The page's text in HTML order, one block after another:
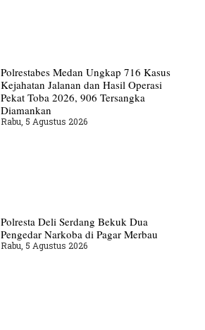
Polrestabes Medan Ungkap 716 Kasus
Kejahatan Jalanan dan Hasil Operasi
Pekat Toba 2026, 906 Tersangka
Diamankan
Rabu, 5 Agustus 2026
Polresta Deli Serdang Bekuk Dua
Pengedar Narkoba di Pagar Merbau
Rabu, 5 Agustus 2026